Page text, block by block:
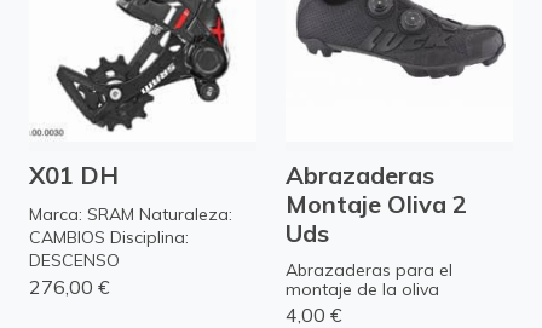
X01 DH
Marca: SRAM Naturaleza:
CAMBIOS Disciplina:
DESCENSO
276,00 €
Abrazaderas
Montaje Oliva 2
Uds
Abrazaderas para el
montaje de la oliva
4,00 €